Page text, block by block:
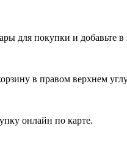
для покупки и добавьте в
в правом верхнем
онлайн по карте.